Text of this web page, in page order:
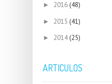
► 2016 (48)
► 2015 (41)
► 2014 (25)
ARTICULOS